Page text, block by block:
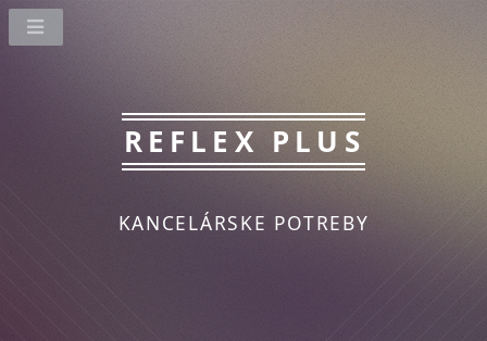
REFLEX PLUS
KANCELÁRSKE POTREBY